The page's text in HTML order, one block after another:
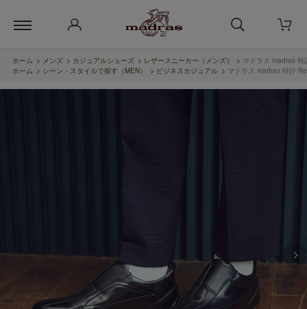
ホーム > メンズ > カジュアルシューズ > レザースニーカー（メンズ） > マドラス madras
ホーム > シーン・スタイルで探す（MEN） > ビジネスカジュアル > マドラス madras 特許